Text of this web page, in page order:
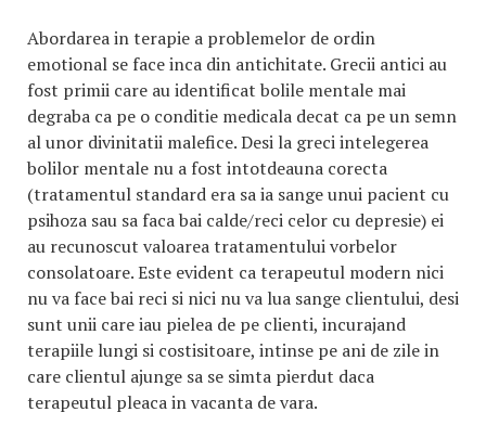
Abordarea in terapie a problemelor de ordin
emotional se face inca din antichitate. Grecii antici au
fost primii care au identificat bolile mentale mai
degraba ca pe o conditie medicala decat ca pe un semn
al unor divinitatii malefice. Desi la greci intelegerea
bolilor mentale nu a fost intotdeauna corecta
(tratamentul standard era sa ia sange unui pacient cu
psihoza sau sa faca bai calde/reci celor cu depresie) ei
au recunoscut valoarea tratamentului vorbelor
consolatoare. Este evident ca terapeutul modern nici
nu va face bai reci si nici nu va lua sange clientului, desi
sunt unii care iau pielea de pe clienti, incurajand
terapiile lungi si costisitoare, intinse pe ani de zile in
care clientul ajunge sa se simta pierdut daca
terapeutul pleaca in vacanta de vara.